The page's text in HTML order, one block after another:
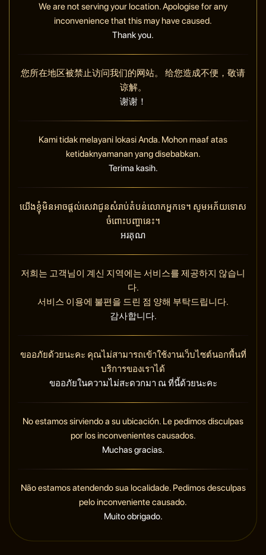
We are not serving your location. Apologise for any
inconvenience that this may have caused.
Thank you.
您所在地区被禁止访问我们的网站。 给您造成不便，敬请
谅解。
谢谢！
Kami tidak melayani lokasi Anda. Mohon maaf atas
ketidaknyamanan yang disebabkan.
Terima kasih.
យើងខ្ញុំមិនអាចផ្តល់សេវាជូនសំរាប់តំបន់លោកអ្នកទេ។ សូមអភ័យទោស
ចំពោះបញ្ហានេះ។
អរគុណ
저희는 고객님이 계신 지역에는 서비스를 제공하지 않습니
다.
서비스 이용에 불편을 드린 점 양해 부탁드립니다.
감사합니다.
ขออภัยด้วยนะคะ คุณไม่สามารถเข้าใช้งานเว็บไซต์นอกพื้นที่
บริการของเราได้
ขออภัยในความไม่สะดวกมา ณ ที่นี้ด้วยนะคะ
No estamos sirviendo a su ubicación. Le pedimos disculpas
por los inconvenientes causados.
Muchas gracias.
Não estamos atendendo sua localidade. Pedimos desculpas
pelo inconveniente causado.
Muito obrigado.